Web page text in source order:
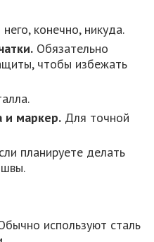
него, конечно, никуда.
Обязательно
чтобы избежать
и маркер. Для точной
планируете делать
используют сталь